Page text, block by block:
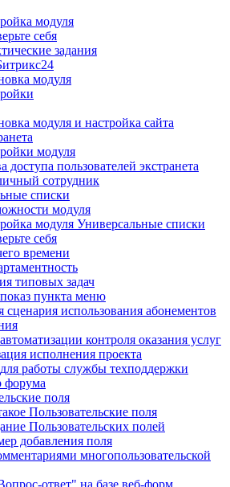
модуля
себя
задания
модуля
модуля и настройка сайта
модуля
доступа пользователей экстранета
сотрудник
списки
модуля
модуля Универсальные списки
себя
времени
типовых задач
пункта меню
сценария использования абонементов
контроля оказания услуг
исполнения проекта
работы службы техподдержки
форума
поля
Пользовательские поля
Пользовательских полей
добавления поля
многопользовательской
ответ" на базе веб-форм